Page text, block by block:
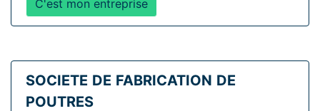
C'est mon entreprise
SOCIETE DE FABRICATION DE
POUTRES